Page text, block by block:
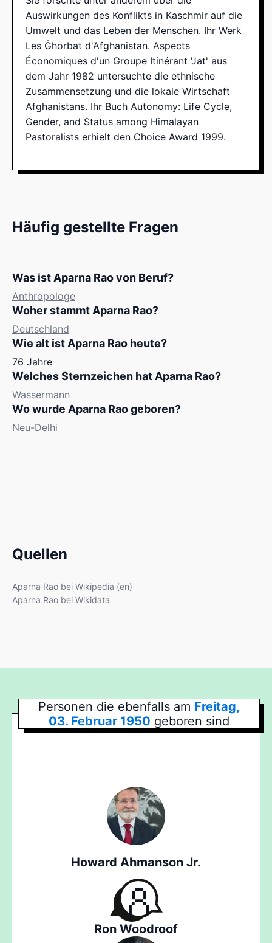
Auswirkungen des Konflikts in Kaschmir auf die
Umwelt und das Leben der Menschen. Ihr Werk
Les Ġhorbat d'Afghanistan. Aspects
Économiques d'un Groupe Itinérant 'Jat' aus
dem Jahr 1982 untersuchte die ethnische
Zusammensetzung und die lokale Wirtschaft
Afghanistans. Ihr Buch Autonomy: Life Cycle,
Gender, and Status among Himalayan
Pastoralists erhielt den Choice Award 1999.
Häufig gestellte Fragen
Was ist Aparna Rao von Beruf?
Anthropologe
Woher stammt Aparna Rao?
Deutschland
Wie alt ist Aparna Rao heute?
76 Jahre
Welches Sternzeichen hat Aparna Rao?
Wassermann
Wo wurde Aparna Rao geboren?
Neu-Delhi
Quellen
Aparna Rao bei Wikipedia (en)
Aparna Rao bei Wikidata
Personen die ebenfalls am Freitag,
03. Februar 1950 geboren sind
Howard Ahmanson Jr.
Ron Woodroof